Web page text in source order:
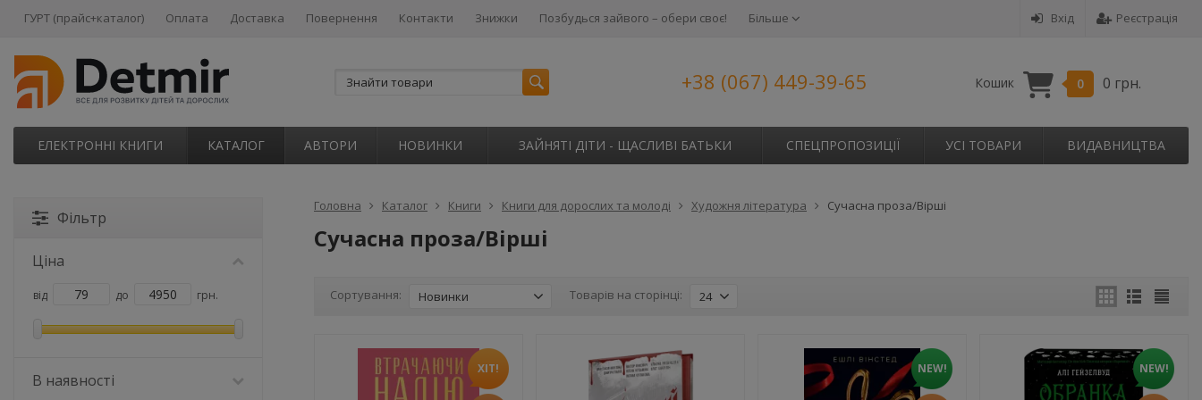
Вхід Реєстрація
ГУРТ (прайс+каталог) Оплата Доставка Повернення Контакти Знижки Позбудься зайвого – обери своє! Більше
+38 (067) 449-39-65 Кошик 0 0 грн.
ЕЛЕКТРОННІ КНИГИ КАТАЛОГ АВТОРИ НОВИНКИ ЗАЙНЯТІ ДІТИ - ЩАСЛИВІ БАТЬКИ СПЕЦПРОПОЗИЦІЇ УСІ ТОВАРИ ВИДАВНИЦТВА
Головна Каталог Книги Книги для дорослих та молоді Художня література Сучасна проза/Вірші
Сучасна проза/Вірші
Сортування: Новинки Товарів на сторінці: 24
ХІТ! NEW! NEW!
Фільтр
Ціна
від до грн.
В наявності